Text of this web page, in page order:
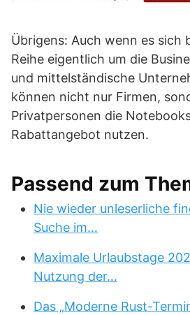
Übrigens: Auch wenn es sich
Reihe eigentlich um die
und mittelständische
können nicht nur Firmen,
Privatpersonen die
Rabattangebot nutzen.
Passend zum
Nie wieder unleserliche
Suche im…
Maximale Urlaubstage
Nutzung der…
Das „Moderne Rust-